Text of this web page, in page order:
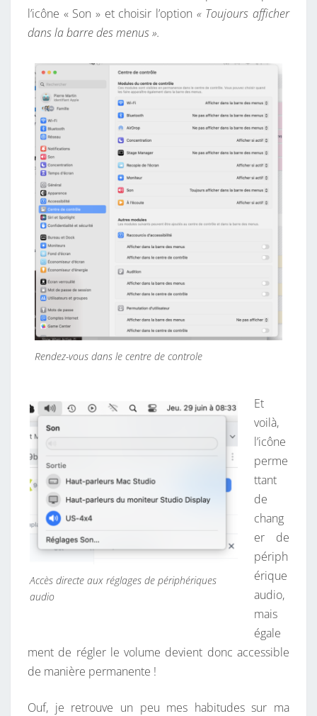
l’icône « Son » et choisir l’option « Toujours afficher
dans la barre des menus ».
Rendez-vous dans le centre de controle
Accès directe aux réglages de périphériques
audio
Et
voilà,
l’icône
perme
ttant
de
chang
er de
périph
érique
audio,
mais
égale
ment de régler le volume devient donc accessible
de manière permanente !
Ouf, je retrouve un peu mes habitudes sur ma